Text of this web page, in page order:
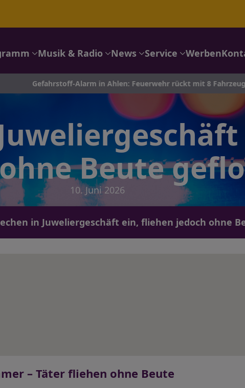
Musik & Radio News Service Werben
Alarm in Ahlen: Feuerwehr rückt mit 8 Fahrzeugen aus
Beute
10. Juni 2026
in Juweliergeschäft ein, fliehen jedoch ohne
– Täter fliehen ohne Beute